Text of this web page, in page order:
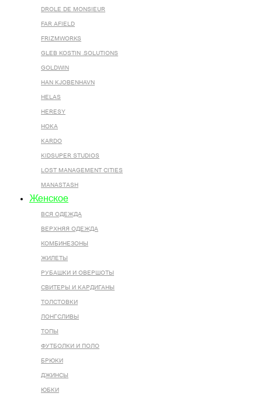
DROLE DE MONSIEUR
FAR AFIELD
FRIZMWORKS
GLEB KOSTIN .SOLUTIONS
GOLDWIN
HAN KJOBENHAVN
HELAS
HERESY
HOKA
KARDO
KIDSUPER STUDIOS
LOST MANAGEMENT CITIES
MANASTASH
Женское
ВСЯ ОДЕЖДА
ВЕРХНЯЯ ОДЕЖДА
КОМБИНЕЗОНЫ
ЖИЛЕТЫ
РУБАШКИ И ОВЕРШОТЫ
СВИТЕРЫ И КАРДИГАНЫ
ТОЛСТОВКИ
ЛОНГСЛИВЫ
ТОПЫ
ФУТБОЛКИ И ПОЛО
БРЮКИ
ДЖИНСЫ
ЮБКИ